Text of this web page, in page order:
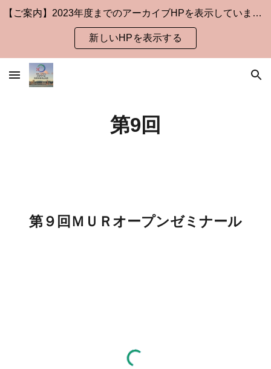
【ご案内】2023年度までのアーカイブHPを表示しています。
新しいHPを表示する
第9回
第９回ＭＵＲオープンゼミナール